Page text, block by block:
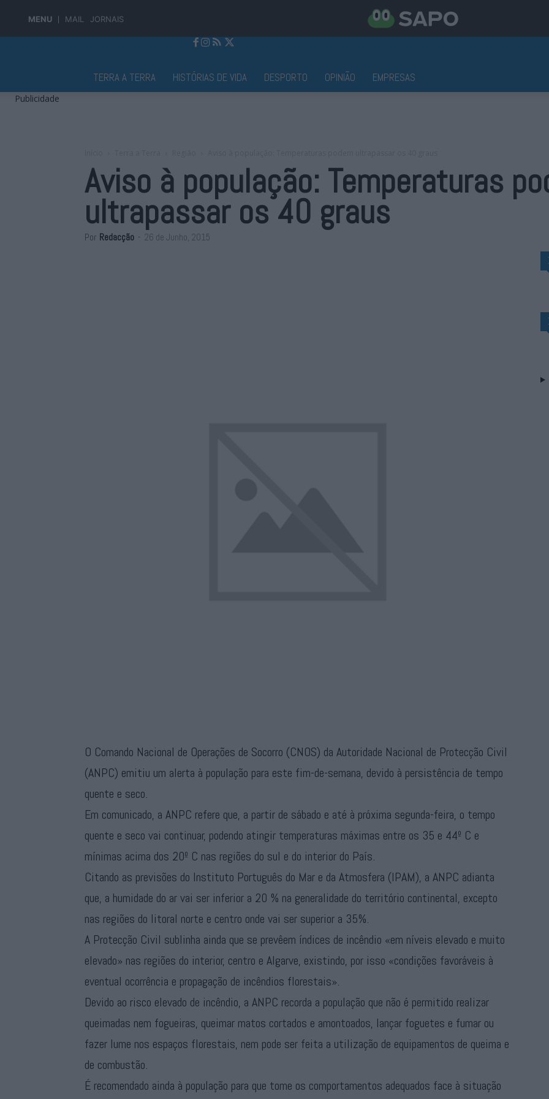
MENU MAIL JORNAIS
TERRA A TERRA HISTÓRIAS DE VIDA DESPORTO OPINIÃO EMPRESAS
Publicidade
Aviso à população: Temperaturas
ultrapassar os 40 graus
Por Redacção - 26 de Junho, 2015
O Comando Nacional de Operações de Socorro (CNOS) da Autoridade Nacional de Protecção Civil
(ANPC) emitiu um alerta à população para este fim-de-semana, devido à persistência de tempo
quente e seco.
Em comunicado, a ANPC refere que, a partir de sábado e até à próxima segunda-feira, o tempo
quente e seco vai continuar, podendo atingir temperaturas máximas entre os 35 e 44º C e
mínimas acima dos 20º C nas regiões do sul e do interior do País.
Citando as previsões do Instituto Português do Mar e da Atmosfera (IPAM), a ANPC adianta
que, a humidade do ar vai ser inferior a 20 % na generalidade do território continental, excepto
nas regiões do litoral norte e centro onde vai ser superior a 35%.
A Protecção Civil sublinha ainda que se prevêem índices de incêndio «em níveis elevado e muito
elevado» nas regiões do interior, centro e Algarve, existindo, por isso «condições favoráveis à
eventual ocorrência e propagação de incêndios florestais».
Devido ao risco elevado de incêndio, a ANPC recorda a população que não é permitido realizar
queimadas nem fogueiras, queimar matos cortados e amontoados, lançar foguetes e fumar ou
fazer lume nos espaços florestais, nem pode ser feita a utilização de equipamentos de queima e
de combustão.
É recomendado ainda à população para que tome os comportamentos adequados face à situação